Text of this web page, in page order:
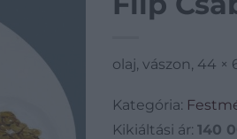
olaj, vászon, 44 ×
Kategória:
Kikiáltási ár: 140